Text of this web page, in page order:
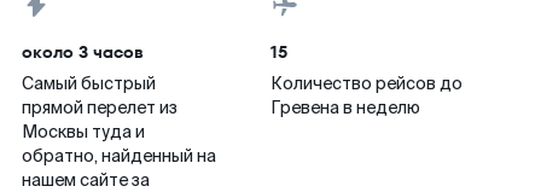
около 3 часов
Самый быстрый
прямой перелет из
Москвы туда и
обратно, найденный на
нашем сайте за
15
Количество рейсов до
Гревена в неделю